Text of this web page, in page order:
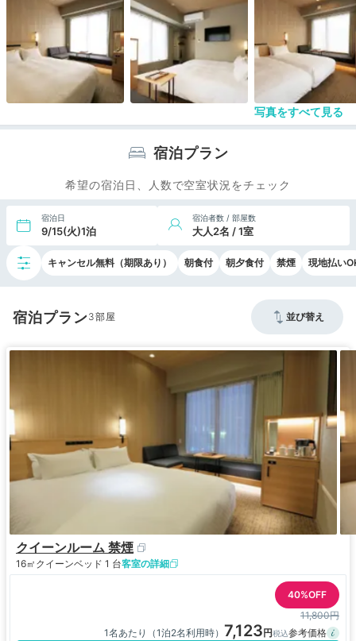
写真をすべて見る
宿泊プラン
希望の宿泊日、人数で空室状況をチェック
宿泊日
9/15(火)1泊
宿泊者数 / 部屋数
大人2名 / 1室
キャンセル無料（期限あり） 朝食付 朝夕食付 禁煙 現地払い
宿泊プラン3 並び替え
クイーンルーム 禁煙
16㎡ クイーンベッド 1 台客室の詳細
40%OFF
11,800円
1名あたり（1泊2名利用時） 7,123